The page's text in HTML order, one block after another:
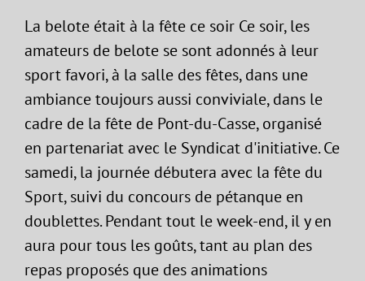
La belote était à la fête ce soir Ce soir, les
amateurs de belote se sont adonnés à leur
sport favori, à la salle des fêtes, dans une
ambiance toujours aussi conviviale, dans le
cadre de la fête de Pont-du-Casse, organisé
en partenariat avec le Syndicat d'initiative. Ce
samedi, la journée débutera avec la fête du
Sport, suivi du concours de pétanque en
doublettes. Pendant tout le week-end, il y en
aura pour tous les goûts, tant au plan des
repas proposés que des animations